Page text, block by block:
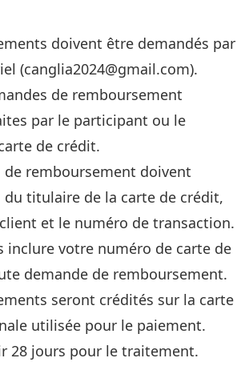
doivent être demandés par
(canglia2024@gmail.com).
de remboursement
par le participant ou le
de crédit.
de remboursement doivent
titulaire de la carte de crédit,
et le numéro de transaction.
inclure votre numéro de carte de
demande de remboursement.
seront crédités sur la carte
utilisée pour le paiement.
28 jours pour le traitement.